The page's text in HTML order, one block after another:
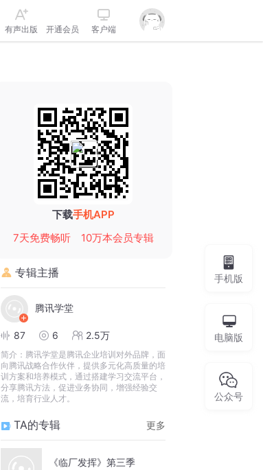
有声出版 开通会员 客户端
下载手机APP
7天免费畅听
10万本会员专辑
专辑主播
腾讯学堂
87 6 2.5万
简介： 腾讯学堂是腾讯企业培训对外品牌，面
向腾讯战略合作伙伴，提供多元化高质量的培
训方案和培养模式，通过搭建学习交流平台，
分享腾讯方法，促进业务协同，增强经验交
流，培育行业人才。
TA的专辑 更多
《临厂发挥》第三季
手机版
电脑版
公众号